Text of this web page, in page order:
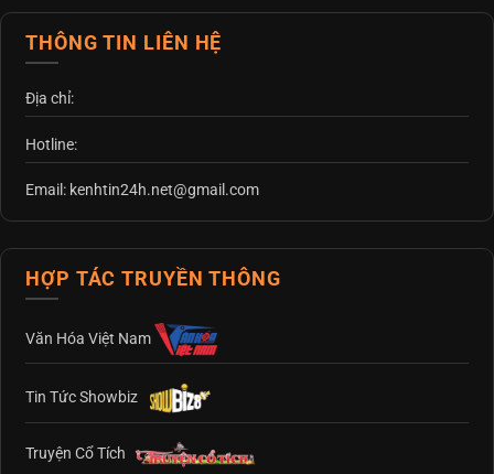
THÔNG TIN LIÊN HỆ
Địa chỉ:
Hotline:
Email: kenhtin24h.net@gmail.com
HỢP TÁC TRUYỀN THÔNG
Văn Hóa Việt Nam
Tin Tức Showbiz
Truyện Cổ Tích